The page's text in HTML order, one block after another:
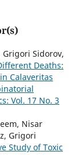
Grigori Sidorov,
Deaths:
Calaveritas
Vol. 17 No. 3
Nisar
Grigori
Study of Toxic